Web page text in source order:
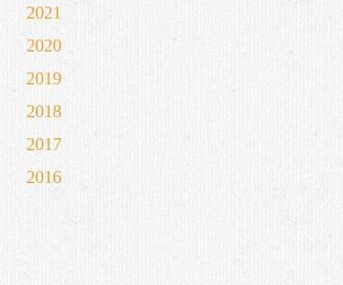
2021
2020
2019
2018
2017
2016